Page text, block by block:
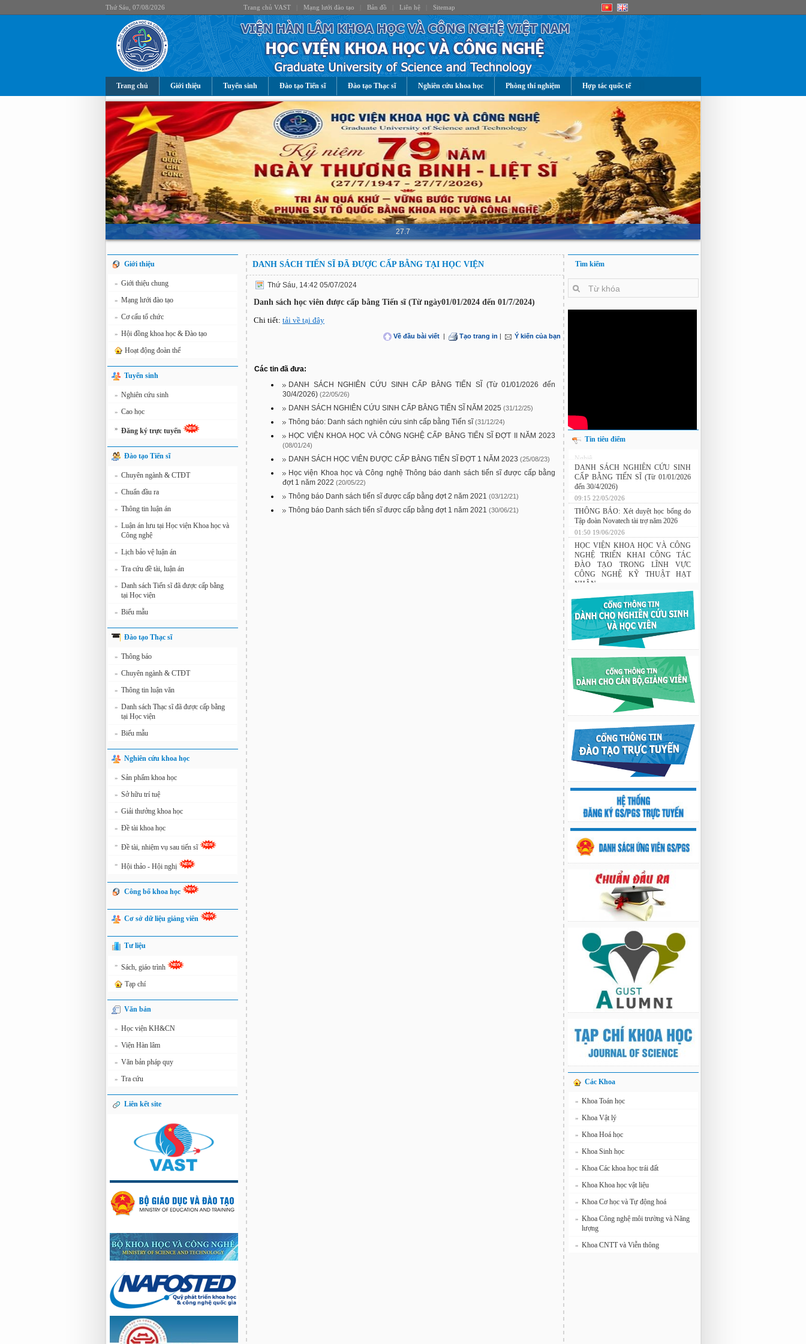
Thứ Sáu, 07/08/2026 Trang chủ VAST| Mạng lưới đào tạo Bản đồ Liên hệ| Sitemap
Trang chủ Giới thiệu Tuyển sinh Đào tạo Tiến sĩ Đào tạo Thạc sĩ Nghiên cứu khoa học Phòng thí nghiệm Hợp tác quốc tế
27.7
Giới thiệu
» Giới thiệu chung
» Mạng lưới đào tạo
» Cơ cấu tổ chức
» Hội đồng khoa học & Đào tạo
Hoạt động đoàn thể
Tuyển sinh
» Nghiên cứu sinh
» Cao học
» Đăng ký trực tuyến
Đào tạo Tiến sĩ
» Chuyên ngành & CTĐT
» Chuẩn đầu ra
» Thông tin luận án
» Luận án lưu tại Học viện Khoa học và
Công nghệ
» Lịch bảo vệ luận án
» Tra cứu đề tài, luận án
» Danh sách Tiến sĩ đã được cấp bằng
tại Học viện
» Biểu mẫu
Đào tạo Thạc sĩ
» Thông báo
» Chuyên ngành & CTĐT
» Thông tin luận văn
» Danh sách Thạc sĩ đã được cấp bằng
tại Học viện
» Biểu mẫu
Nghiên cứu khoa học
» Sản phẩm khoa học
» Sở hữu trí tuệ
» Giải thưởng khoa học
» Đề tài khoa học
» Đề tài, nhiệm vụ sau tiến sĩ
» Hội thảo - Hội nghị
Công bố khoa học
Cơ sở dữ liệu giảng viên
Tư liệu
» Sách, giáo trình
Tạp chí
Văn bản
» Học viện KH&CN
» Viện Hàn lâm
» Văn bản pháp quy
» Tra cứu
Liên kết site
DANH SÁCH TIẾN SĨ ĐÃ ĐƯỢC CẤP BẰNG TẠI HỌC VIỆN
Thứ Sáu, 14:42 05/07/2024
Danh sách học viên được cấp bằng Tiến sĩ (Từ ngày01/01/2024 đến 01/7/2024)
Chi tiết: tải về tại đây
Về đầu bài viết | Tạo trang in | Ý kiến của bạn
Các tin đã đưa:
DANH SÁCH NGHIÊN CỨU SINH CẤP BẰNG TIẾN SĨ (Từ 01/01/2026 đến
30/4/2026) (22/05/26)
DANH SÁCH NGHIÊN CỨU SINH CẤP BẰNG TIẾN SĨ NĂM 2025 (31/12/25)
Thông báo: Danh sách nghiên cứu sinh cấp bằng Tiến sĩ (31/12/24)
HỌC VIỆN KHOA HỌC VÀ CÔNG NGHỆ CẤP BẰNG TIẾN SĨ ĐỢT II NĂM 2023
(08/01/24)
DANH SÁCH HỌC VIÊN ĐƯỢC CẤP BẰNG TIẾN SĨ ĐỢT 1 NĂM 2023 (25/08/23)
Học viện Khoa học và Công nghệ Thông báo danh sách tiến sĩ được cấp bằng
đợt 1 năm 2022 (20/05/22)
Thông báo Danh sách tiến sĩ được cấp bằng đợt 2 năm 2021 (03/12/21)
Thông báo Danh sách tiến sĩ được cấp bằng đợt 1 năm 2021 (30/06/21)
Tìm kiếm
Tin tiêu điểm
Nghiên cứu chế tạo hệ thống xác định
hướng vật thể độ chính xác cao dựa trên
từ kế và vật liệu biến hóa
DANH SÁCH NGHIÊN CỨU SINH
CẤP BẰNG TIẾN SĨ (Từ 01/01/2026
đến 30/4/2026)
09:15 22/05/2026
THÔNG BÁO: Xét duyệt học bổng do
Tập đoàn Novatech tài trợ năm 2026
01:50 19/06/2026
HỌC VIỆN KHOA HỌC VÀ CÔNG
NGHỆ TRIỂN KHAI CÔNG TÁC
CÔNG NGHỆ KỸ THUẬT HẠT
NHÂN
03:41 08/07/2026
GIAO LƯU TRAO ĐỔI HỌC THUẬT
GIỮA HỌC VIỆN KHOA HỌC VÀ
CÔNG NGHỆ VỚI TRƯỜNG ĐẠI
HỌC OSAKA, TRƯỜNG TRUNG
HỌC HYOGO (NHẬT BẢN) VÀ
TRƯỜNG TRUNG HỌC PHỔ
THÔNG CHUYÊN KHOA HỌC TỰ
02:22 23/07/2026
hướng vật thể độ chính xác cao dựa trên
từ kế và vật liệu biến hóa
9:33 sáng thứ hai, 03/08/2026
Các Khoa
» Khoa Toán học
» Khoa Vật lý
» Khoa Hoá học
» Khoa Sinh học
» Khoa Các khoa học trái đất
» Khoa Khoa học vật liệu
» Khoa Cơ học và Tự động hoá
» Khoa Công nghệ môi trường và Năng
lượng
» Khoa CNTT và Viễn thông